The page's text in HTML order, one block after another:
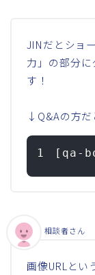
JINだとショ
力」の部分
す！
↓Q&Aの方だ
1 [qa-
画像URLとい
相談者さん